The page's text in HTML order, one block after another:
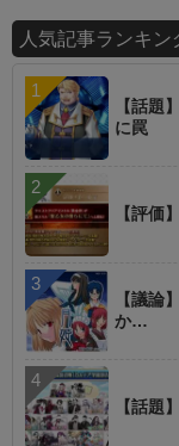
人気記事ランキン
【話題
に罠
【評価
【議論
か…
【話題